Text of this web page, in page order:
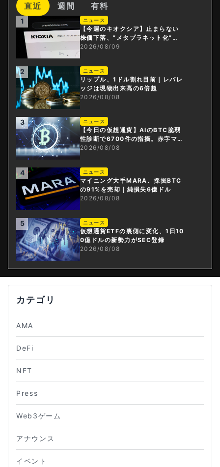
直近 週間 有料
1 ニュース
【今週のキオクシア】止まらない
株価下落、”メタプラネット化”の
指摘は本当？
2026/08/09
2 ニュース
リップル、1ドル割れ目前｜レバレ
ッジは現物出来高の6倍超
2026/08/08
3 ニュース
【今日の仮想通貨】AIのBTC脆弱
性診断で6700件の指摘。赤字マイ
ニング企業はAIに賭ける
2026/08/08
4 ニュース
マイニング大手MARA、採掘BTC
の91%を売却｜純損失6億ドル
2026/08/08
5 ニュース
仮想通貨ETFの裏側に変化、1日10
0億ドルの新勢力がSEC登録
2026/08/08
カテゴリ
AMA
DeFi
NFT
Press
Web3ゲーム
アナウンス
イベント